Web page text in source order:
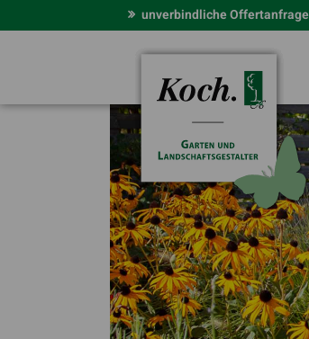
unverbindliche Offertanfrage